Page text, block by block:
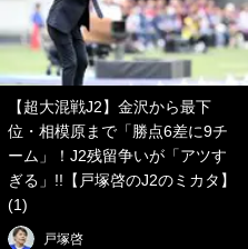
【超大混戦J2】金沢から最下
位・相模原まで「勝点6差に9チ
ーム」！J2残留争いが「アツす
ぎる」!!【戸塚啓のJ2のミカタ】
(1)
戸塚啓